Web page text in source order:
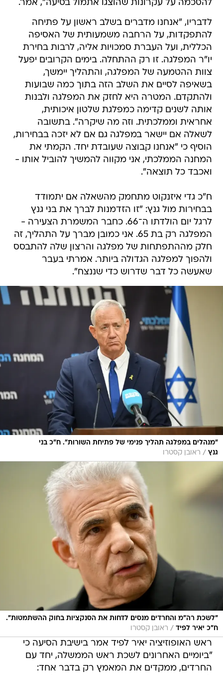
להסכמה על עקרונות שהוצגו אתמול בסיעה", אמר.
לדבריו, "אנחנו מדברים בשלב ראשון על פתיחה
להתפקדות, על הרחבה משמעותית של האסיפה
הכללית, ועל העברת סמכויות אליה, לרבות בחירת
יו"ר המפלגה. זו רק ההתחלה. בימים הקרובים יפעל
צוות ההטמעה של המפלגה, והתהליך יימשך,
בשאיפה לסיים את השלב הזה בתוך כמה שבועות
ולהתקדם. המטרה היא לחזק את המפלגה ולבנות
אותה לשנים קדימה כמפלגת שלטון איכותית,
אחראית וממלכתית. וזה מה שיקרה". בתשובה
לשאלה אם יישאר במפלגה גם אם לא יזכה בבחירות,
הוסיף כי "אנחנו קבוצה שעובדת יחד. הקמתי את
המחנה הממלכתי, אני מקווה להמשיך להוביל אותו -
ואכבד כל תוצאה".
ח"כ גדי איזנקוט מתחמק מהשאלה אם יתמודד
בבחירות מול גנץ: "זו הזדמנות לברך את בני גנץ
לרגל יום הולדתו ה־66. כחבר המשמרת הצעירה -
המפלגה רק בת 65. אני כמובן מברך על התהליך, זה
חלק מההתפתחות של מפלגה והרצון שלה להתבסס
ולהפוך למפלגה הגדולה ביותר. אמרתי בעבר
שאעשה כל דבר שדרוש כדי שננצח".
"מנהלים במפלגה תהליך פנימי של פתיחת השורות". ח"כ בני
גנץ / ראובן קסטרו
"לשכת רה"מ והחרדים מנסים לדחות את הסנקציות בחוק ההשתמטות".
ח"כ יאיר לפיד / ראובן קסטרו
ראש האופוזיציה יאיר לפיד אמר בישיבת הסיעה כי
"ביומיים האחרונים לשכת ראש הממשלה, יחד עם
החרדים, ממקדים את המאמץ רק בדבר אחד: